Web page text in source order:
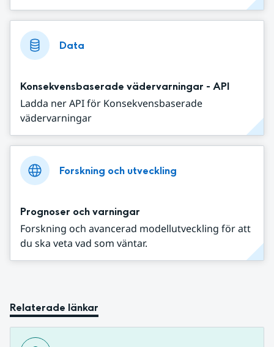
Data
Konsekvensbaserade vädervarningar - API
Ladda ner API för Konsekvensbaserade
vädervarningar
Forskning och utveckling
Prognoser och varningar
Forskning och avancerad modellutveckling för att
du ska veta vad som väntar.
Relaterade länkar